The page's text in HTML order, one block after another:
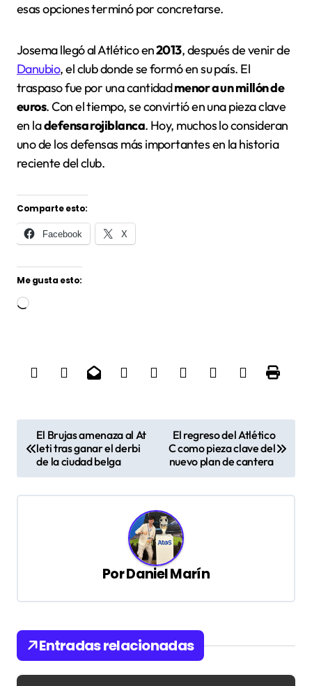
esas opciones terminó por concretarse.
Josema llegó al Atlético en2013, después de venir de
Danubio, el club donde se formó en su país. El
traspaso fue por una cantidadmenor a un millón de
euros. Con el tiempo, se convirtió en una pieza clave
en ladefensa rojiblanca. Hoy, muchos lo consideran
uno de los defensas más importantes en la historia
reciente del club.
Comparte esto:
Facebook X
Me gusta esto:
Cargando...
a
v
e
n
d
El Brujas amenaza al At
leti tras ganar el derbi
de la ciudad belga
El regreso del Atlético
C como pieza clave del
nuevo plan de cantera
PorDaniel Marín
Entradas relacionadas